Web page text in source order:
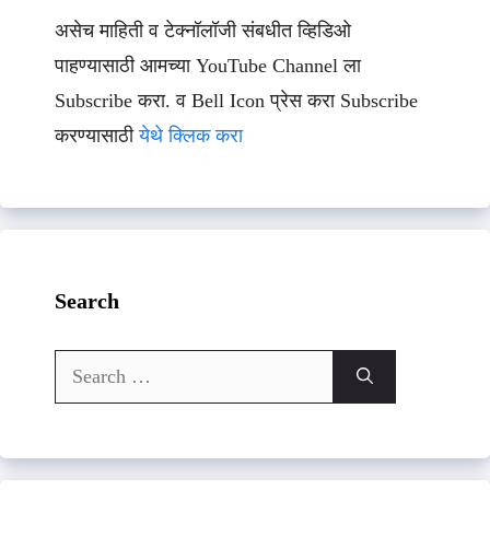
असेच माहिती व टेक्नॉलॉजी संबधीत व्हिडिओ
पाहण्यासाठी आमच्या YouTube Channel ला
Subscribe करा. व Bell Icon प्रेस करा Subscribe
करण्यासाठीयेथे क्लिक करा
Search
Search
for: